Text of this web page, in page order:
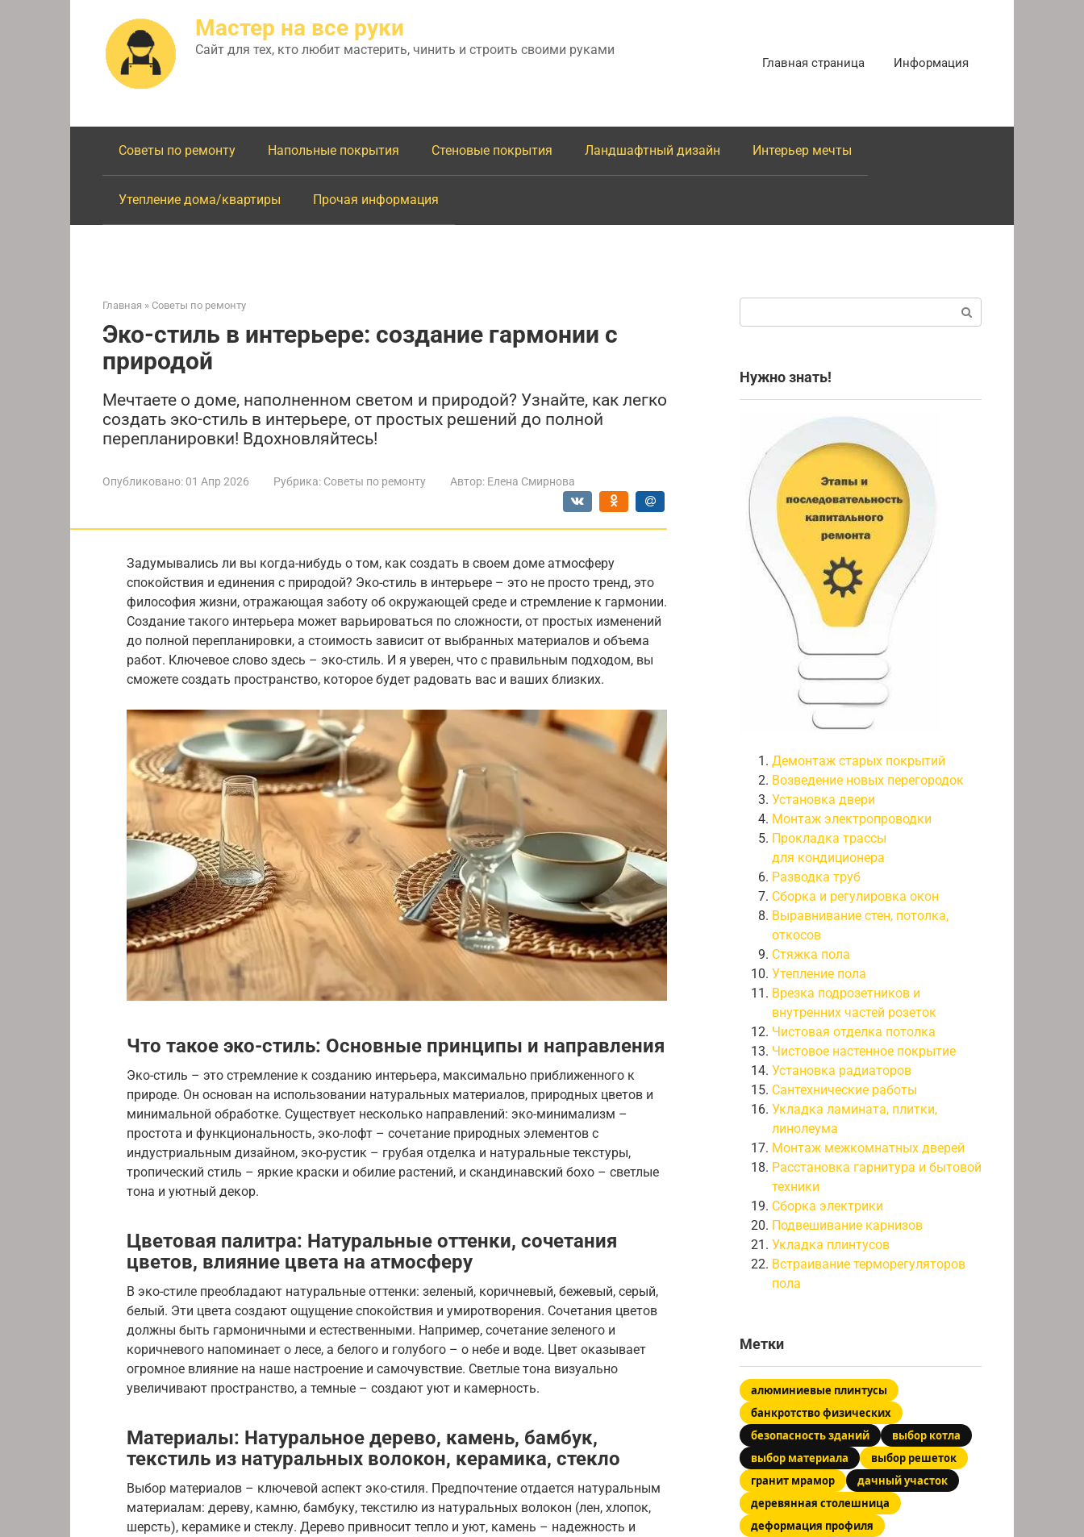
Мастер на все руки
Сайт для тех, кто любит мастерить, чинить и строить своими руками
Главная страница Информация
Советы по ремонту Напольные покрытия Стеновые покрытия Ландшафтный дизайн Интерьер мечты
Утепление дома/квартиры Прочая информация
Главная » Советы по ремонту
Эко-стиль в интерьере: создание гармонии с
природой
Мечтаете о доме, наполненном светом и природой? Узнайте, как легко
создать эко-стиль в интерьере, от простых решений до полной
перепланировки! Вдохновляйтесь!
Опубликовано: 01 Апр 2026 Рубрика: Советы по ремонту Автор: Елена Смирнова
Задумывались ли вы когда-нибудь о том, как создать в своем доме атмосферу
спокойствия и единения с природой? Эко-стиль в интерьере – это не просто тренд, это
философия жизни, отражающая заботу об окружающей среде и стремление к гармонии.
Создание такого интерьера может варьироваться по сложности, от простых изменений
до полной перепланировки, а стоимость зависит от выбранных материалов и объема
работ. Ключевое слово здесь – эко-стиль. И я уверен, что с правильным подходом, вы
сможете создать пространство, которое будет радовать вас и ваших близких.
Что такое эко-стиль: Основные принципы и направления
Эко-стиль – это стремление к созданию интерьера, максимально приближенного к
природе. Он основан на использовании натуральных материалов, природных цветов и
минимальной обработке. Существует несколько направлений: эко-минимализм –
простота и функциональность, эко-лофт – сочетание природных элементов с
индустриальным дизайном, эко-рустик – грубая отделка и натуральные текстуры,
тропический стиль – яркие краски и обилие растений, и скандинавский бохо – светлые
тона и уютный декор.
Цветовая палитра: Натуральные оттенки, сочетания
цветов, влияние цвета на атмосферу
В эко-стиле преобладают натуральные оттенки: зеленый, коричневый, бежевый, серый,
белый. Эти цвета создают ощущение спокойствия и умиротворения. Сочетания цветов
должны быть гармоничными и естественными. Например, сочетание зеленого и
коричневого напоминает о лесе, а белого и голубого – о небе и воде. Цвет оказывает
огромное влияние на наше настроение и самочувствие. Светлые тона визуально
увеличивают пространство, а темные – создают уют и камерность.
Материалы: Натуральное дерево, камень, бамбук,
текстиль из натуральных волокон, керамика, стекло
Выбор материалов – ключевой аспект эко-стиля. Предпочтение отдается натуральным
материалам: дереву, камню, бамбуку, текстилю из натуральных волокон (лен, хлопок,
шерсть), керамике и стеклу. Дерево привносит тепло и уют, камень – надежность и
Нужно знать!
Демонтаж старых покрытий
Возведение новых перегородок
Установка двери
Монтаж электропроводки
Прокладка трассы
для кондиционера
Разводка труб
Сборка и регулировка окон
Выравнивание стен, потолка,
откосов
Стяжка пола
Утепление пола
Врезка подрозетников и
внутренних частей розеток
Чистовая отделка потолка
Чистовое настенное покрытие
Установка радиаторов
Сантехнические работы
Укладка ламината, плитки,
линолеума
Монтаж межкомнатных дверей
Расстановка гарнитура и бытовой
техники
Сборка электрики
Подвешивание карнизов
Укладка плинтусов
Встраивание терморегуляторов
пола
Метки
алюминиевые плинтусы
банкротство физических
безопасность зданий
выбор котла
выбор материала
выбор решеток
гранит мрамор
дачный участок
деревянная столешница
деформация профиля